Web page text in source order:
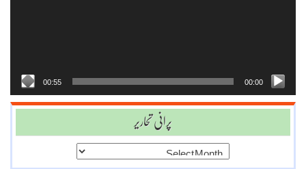
00:00
00:55
پرانی تحاریر